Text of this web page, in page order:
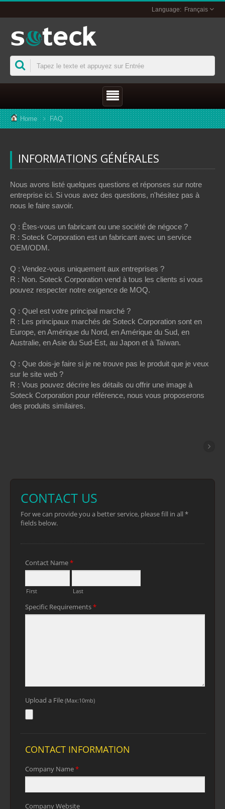
Français
Home FAQ
INFORMATIONS GÉNÉRALES
Nous avons listé quelques questions et réponses sur notre
entreprise ici. Si vous avez des questions, n'hésitez pas à
nous le faire savoir.
Q : Êtes-vous un fabricant ou une société de négoce ?
R : Soteck Corporation est un fabricant avec un service
OEM/ODM.
Q : Vendez-vous uniquement aux entreprises ?
R : Non. Soteck Corporation vend à tous les clients si vous
pouvez respecter notre exigence de MOQ.
Q : Quel est votre principal marché ?
R : Les principaux marchés de Soteck Corporation sont en
Europe, en Amérique du Nord, en Amérique du Sud, en
Australie, en Asie du Sud-Est, au Japon et à Taïwan.
Q : Que dois-je faire si je ne trouve pas le produit que je veux
sur le site web ?
R : Vous pouvez décrire les détails ou offrir une image à
Soteck Corporation pour référence, nous vous proposerons
des produits similaires.